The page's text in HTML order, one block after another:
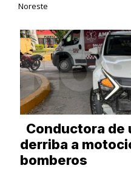
Noreste
Conductora de
derriba a
bomberos